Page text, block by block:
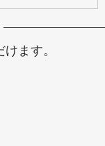
ます。